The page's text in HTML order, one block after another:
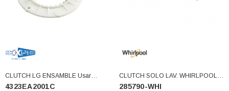
CLUTCH LG ENSAMBLE Usar
ACP72929002 (4323EA2001C)
4323EA2001C
CLUTCH SOLO LAV. WHIRLPOOL
ORIGINAL (285790-WHI)
285790-WHI